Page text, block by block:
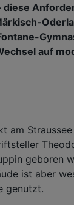
diese
auf
am
geboren
ist aber
genutzt.